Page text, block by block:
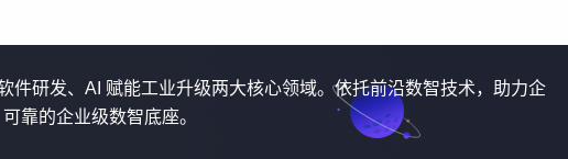
件研发、AI 赋能工业升级两大核心领域。依托前沿数智技术，助力企
靠的企业级数智底座。